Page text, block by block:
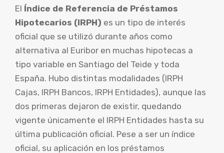
El Índice de Referencia de Préstamos
Hipotecarios (IRPH) es un tipo de interés
oficial que se utilizó durante años como
alternativa al Euribor en muchas hipotecas a
tipo variable en Santiago del Teide y toda
España. Hubo distintas modalidades (IRPH
Cajas, IRPH Bancos, IRPH Entidades), aunque las
dos primeras dejaron de existir, quedando
vigente únicamente el IRPH Entidades hasta su
última publicación oficial. Pese a ser un índice
oficial, su aplicación en los préstamos